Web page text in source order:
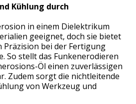
Kühlung durch
in einem Dielektrikum
geeignet, doch sie bietet
Präzision bei der Fertigung
So stellt das Funkenerodieren
Öl einen zuverlässigen
Zudem sorgt die nichtleitende
von Werkzeug und